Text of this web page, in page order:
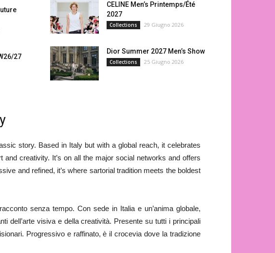
27
CELINE Men’s Printemps/Été
2027
Collections 29 Giugno 2026
Dior Summer 2027 Men’s Show
Collections 25 Giugno 2026
story. Based in Italy but with a global reach, it celebrates
creativity. It’s on all the major social networks and offers
and refined, it’s where sartorial tradition meets the boldest
senza tempo. Con sede in Italia e un’anima globale,
dell’arte visiva e della creatività. Presente su tutti i principali
Progressivo e raffinato, è il crocevia dove la tradizione